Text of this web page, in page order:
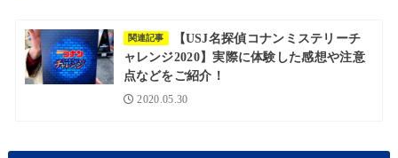
関連記事
【USJ名探偵コナンミステリーチ
ャレンジ2020】実際に体験した感想や注意
点などをご紹介！
2020.05.30